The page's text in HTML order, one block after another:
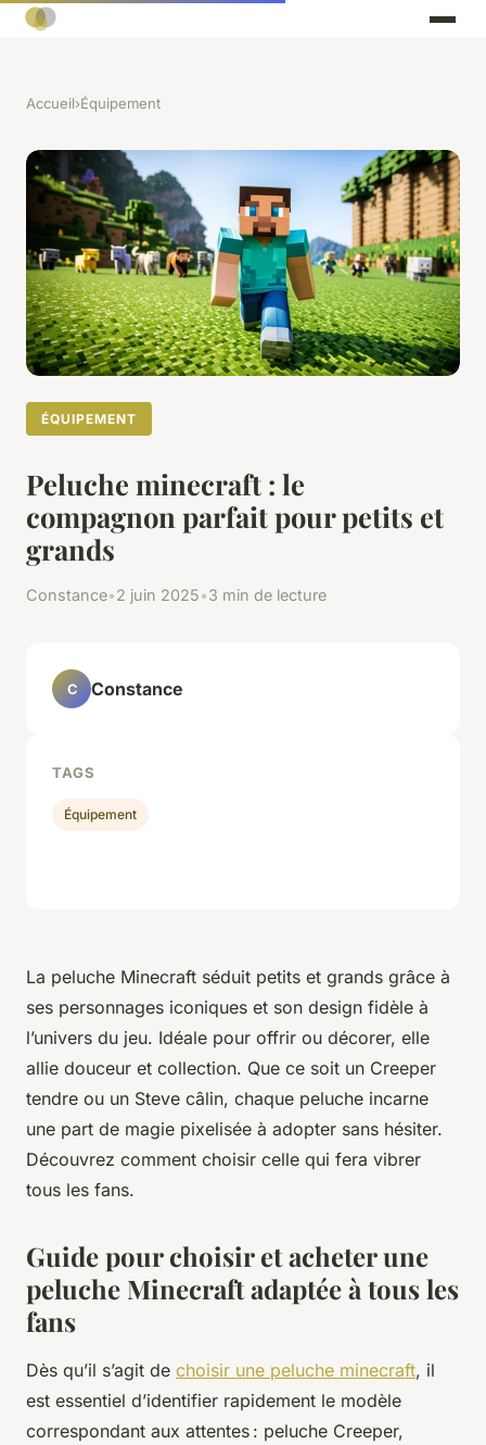
Accueil›Équipement
ÉQUIPEMENT
Peluche minecraft : le
compagnon parfait pour petits et
grands
Constance•2 juin 2025•3 min de lecture
La peluche Minecraft séduit petits et grands grâce à
ses personnages iconiques et son design fidèle à
l’univers du jeu. Idéale pour offrir ou décorer, elle
allie douceur et collection. Que ce soit un Creeper
tendre ou un Steve câlin, chaque peluche incarne
une part de magie pixelisée à adopter sans hésiter.
Découvrez comment choisir celle qui fera vibrer
tous les fans.
Guide pour choisir et acheter une
peluche Minecraft adaptée à tous les
fans
Dès qu’il s’agit de choisir une peluche minecraft, il
est essentiel d’identifier rapidement le modèle
correspondant aux attentes : peluche Creeper,
C Constance
TAGS
Équipement